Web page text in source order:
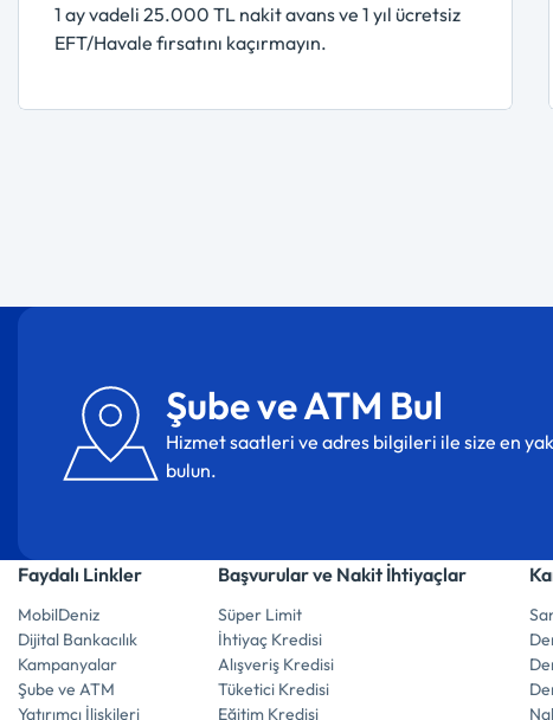
1 ay vadeli 25.000 TL nakit avans ve 1 yıl ücretsiz
EFT/Havale fırsatını kaçırmayın.
Şube ve ATM Bul
Hizmet saatleri ve adres bilgileri ile size en
bulun.
Faydalı Linkler
MobilDeniz
Dijital Bankacılık
Kampanyalar
Şube ve ATM
Yatırımcı İlişkileri
Başvurular ve Nakit İhtiyaçlar
Süper Limit
İhtiyaç Kredisi
Alışveriş Kredisi
Tüketici Kredisi
Eğitim Kredisi